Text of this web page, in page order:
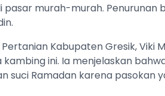
pasar murah-murah. Penurunan
Kabupaten Gresik, Viki
ini. Ia menjelaskan
suci Ramadan karena pasokan